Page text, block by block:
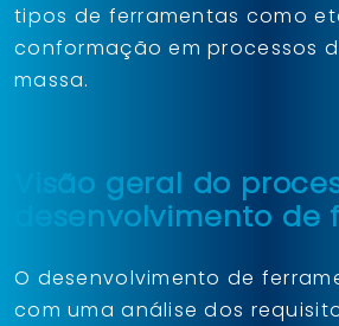
tipos de ferramentas como
conformação em processos
massa.
Visão geral do
desenvolvimento de
O desenvolvimento de
com uma análise dos